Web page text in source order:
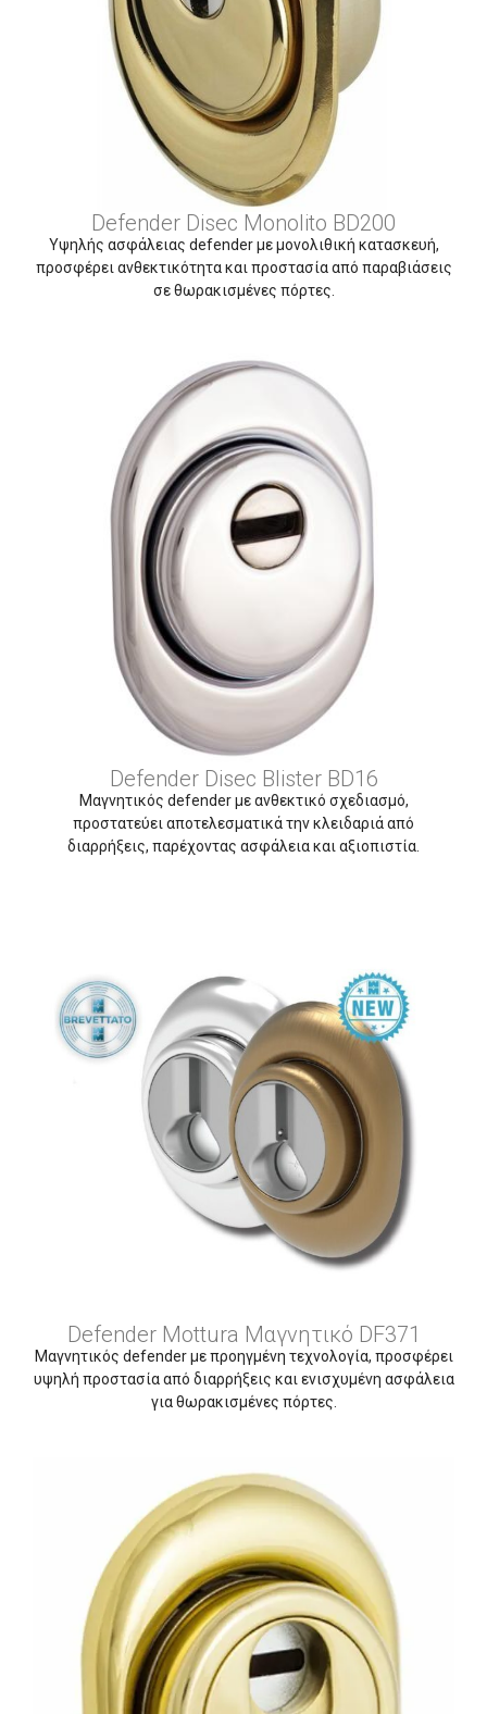
Defender Disec Monolito BD200
Υψηλής ασφάλειας defender με μονολιθική κατασκευή,
προσφέρει ανθεκτικότητα και προστασία από παραβιάσεις
σε θωρακισμένες πόρτες.
Defender Disec Blister BD16
Μαγνητικός defender με ανθεκτικό σχεδιασμό,
προστατεύει αποτελεσματικά την κλειδαριά από
διαρρήξεις, παρέχοντας ασφάλεια και αξιοπιστία.
Defender Mottura Μαγνητικό DF371
Μαγνητικός defender με προηγμένη τεχνολογία, προσφέρει
υψηλή προστασία από διαρρήξεις και ενισχυμένη ασφάλεια
για θωρακισμένες πόρτες.